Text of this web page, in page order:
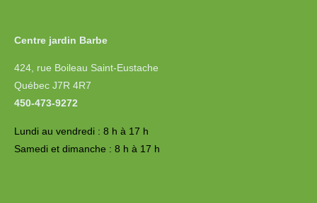
Centre jardin Barbe
424, rue Boileau Saint-Eustache
Québec J7R 4R7
450-473-9272
Lundi au vendredi : 8 h à 17 h
Samedi et dimanche : 8 h à 17 h